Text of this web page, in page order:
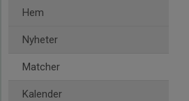
Hem
Nyheter
Matcher
Kalender